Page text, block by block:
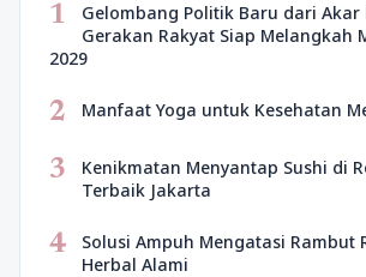
1
Gelombang Politik Baru dari Akar
Gerakan Rakyat Siap Melangkah
2029
2 Manfaat Yoga untuk Kesehatan
3
Kenikmatan Menyantap Sushi di
Terbaik Jakarta
4
Solusi Ampuh Mengatasi Rambut
Herbal Alami